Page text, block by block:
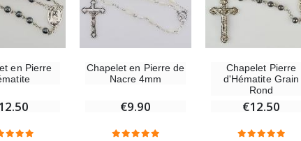
en Pierre
Chapelet en Pierre de
Nacre 4mm
€9.90
Chapelet Pierre
d'Hématite Grain
Rond
€12.50